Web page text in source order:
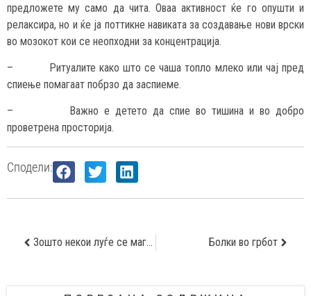
предложете му само да чита. Оваа активност ќе го опушти и
релаксира, но и ќе ја поттикне навиката за создавање нови врски
во мозокот кои се неопходни за концентрација.
– Ритуалите како што се чаша топло млеко или чај пред
спиење помагаат побрзо да заспиеме.
– Важно е детето да спие во тишина и во добро
проветрена просторија.
Сподели:
Зошто некои луѓе се магнет за комарци? Болки во грбот